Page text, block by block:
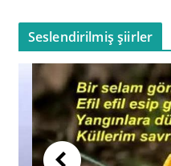
Seslendirilmiş şiirler